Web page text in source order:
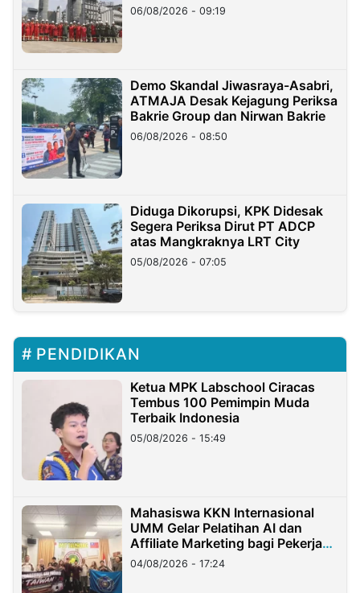
06/08/2026 - 09:19
Demo Skandal Jiwasraya-Asabri,
ATMAJA Desak Kejagung Periksa
Bakrie Group dan Nirwan Bakrie
06/08/2026 - 08:50
Diduga Dikorupsi, KPK Didesak
Segera Periksa Dirut PT ADCP
atas Mangkraknya LRT City
05/08/2026 - 07:05
PENDIDIKAN
Ketua MPK Labschool Ciracas
Tembus 100 Pemimpin Muda
Terbaik Indonesia
05/08/2026 - 15:49
Mahasiswa KKN Internasional
UMM Gelar Pelatihan AI dan
Affiliate Marketing bagi Pekerja
Migran Indonesia di Taiwan
04/08/2026 - 17:24